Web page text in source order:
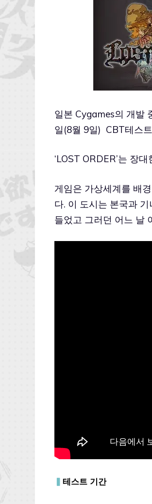
일본 Cygames의 개발
일(8월 9일) CBT테스
‘LOST ORDER’는 장
게임은 가상세계를 배
다. 이 도시는 본국과
들었고 그러던 어느 날
▍ 테스트 기간